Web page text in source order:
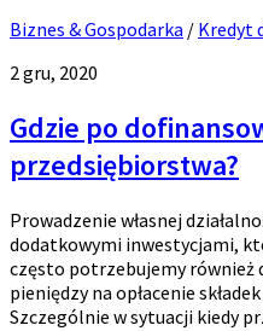
Biznes & Gospodarka / Kredyt
2 gru, 2020
Gdzie po
przedsiębiorstwa?
Prowadzenie własnej
dodatkowymi inwestycjami,
często potrzebujemy również
pieniędzy na opłacenie
Szczególnie w sytuacji kiedy